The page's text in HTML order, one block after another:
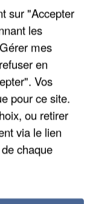
LES REFUGES
sur "Accepter
les
mes
en
Vos
pour ce site.
ou retirer
via le lien
chaque